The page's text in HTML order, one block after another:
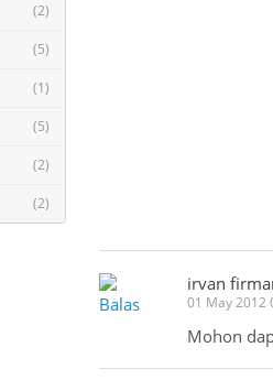
(2)
(5)
(1)
(5)
(2)
(2)
Balas
irvan
01 May 2012
Mohon